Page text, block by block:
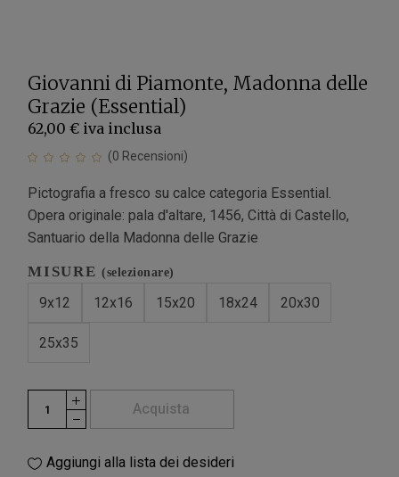
Giovanni di Piamonte, Madonna delle
Grazie (Essential)
62,00 € iva inclusa
(0 Recensioni)
Pictografia a fresco su calce categoria Essential.
Opera originale: pala d'altare, 1456, Città di Castello,
Santuario della Madonna delle Grazie
MISURE(selezionare)
9x12 12x16 15x20 18x24 20x30
25x35
Acquista
Aggiungi alla lista dei desideri